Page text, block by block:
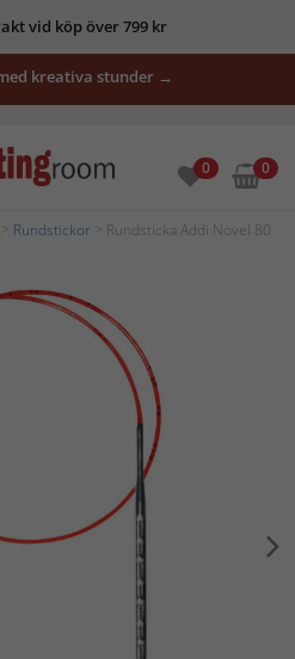
vid köp över 799 kr
kreativa stunder →
0 0
Rundstickor > Rundsticka Addi Novel 80